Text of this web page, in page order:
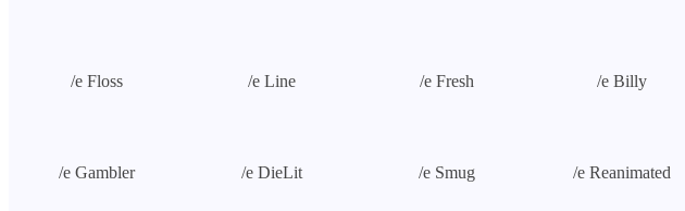
/e Floss /e Line /e Fresh /e Billy
/e Gambler /e DieLit /e Smug /e Reanimated